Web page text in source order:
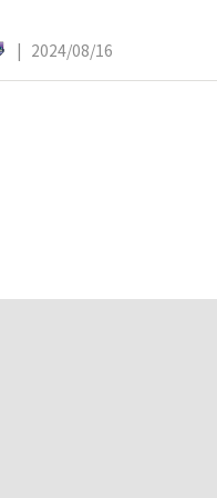
| 2024/08/16